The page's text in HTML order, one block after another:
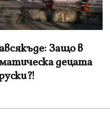
Защо в
децата